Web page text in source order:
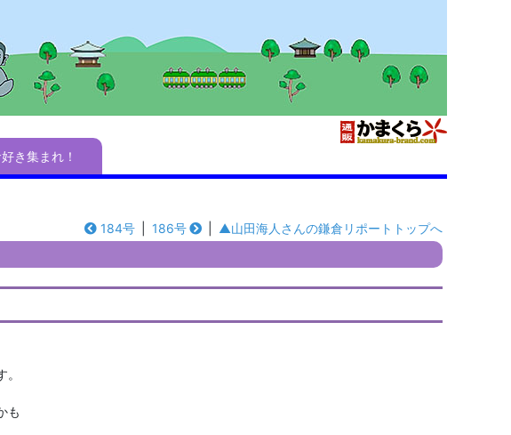
き集まれ！
184号 186号 ▲山田海人さんの鎌倉リポートトップへ
も